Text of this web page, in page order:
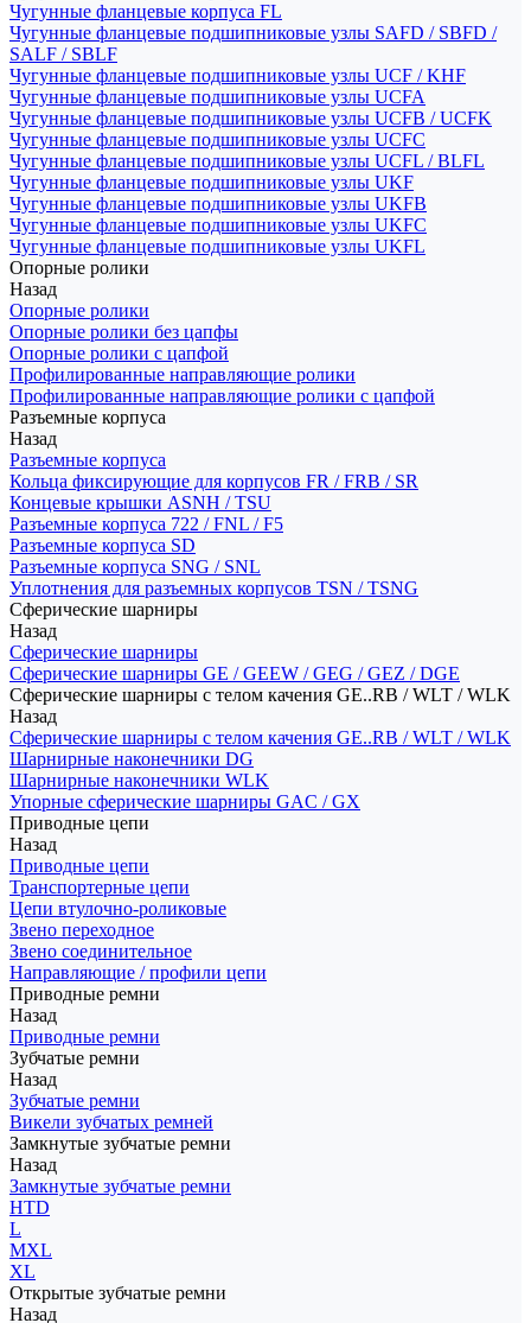
Чугунные фланцевые корпуса FL
Чугунные фланцевые подшипниковые узлы SAFD / SBFD /
SALF / SBLF
Чугунные фланцевые подшипниковые узлы UCF / KHF
Чугунные фланцевые подшипниковые узлы UCFA
Чугунные фланцевые подшипниковые узлы UCFB / UCFK
Чугунные фланцевые подшипниковые узлы UCFC
Чугунные фланцевые подшипниковые узлы UCFL / BLFL
Чугунные фланцевые подшипниковые узлы UKF
Чугунные фланцевые подшипниковые узлы UKFB
Чугунные фланцевые подшипниковые узлы UKFC
Чугунные фланцевые подшипниковые узлы UKFL
Опорные ролики
Назад
Опорные ролики
Опорные ролики без цапфы
Опорные ролики с цапфой
Профилированные направляющие ролики
Профилированные направляющие ролики с цапфой
Разъемные корпуса
Назад
Разъемные корпуса
Кольца фиксирующие для корпусов FR / FRB / SR
Концевые крышки ASNH / TSU
Разъемные корпуса 722 / FNL / F5
Разъемные корпуса SD
Разъемные корпуса SNG / SNL
Уплотнения для разъемных корпусов TSN / TSNG
Сферические шарниры
Назад
Сферические шарниры
Сферические шарниры GE / GEEW / GEG / GEZ / DGE
Сферические шарниры с телом качения GE..RB / WLT / WLK
Назад
Сферические шарниры с телом качения GE..RB / WLT / WLK
Шарнирные наконечники DG
Шарнирные наконечники WLK
Упорные сферические шарниры GAC / GX
Приводные цепи
Назад
Приводные цепи
Транспортерные цепи
Цепи втулочно-роликовые
Звено переходное
Звено соединительное
Направляющие / профили цепи
Приводные ремни
Назад
Приводные ремни
Зубчатые ремни
Назад
Зубчатые ремни
Викели зубчатых ремней
Замкнутые зубчатые ремни
Назад
Замкнутые зубчатые ремни
HTD
L
MXL
XL
Открытые зубчатые ремни
Назад